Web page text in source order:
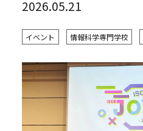
2026.05.21
イベント 情報科学専門学校